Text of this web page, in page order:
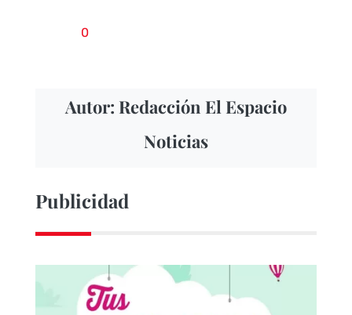
0
Autor: Redacción El Espacio
Noticias
Publicidad